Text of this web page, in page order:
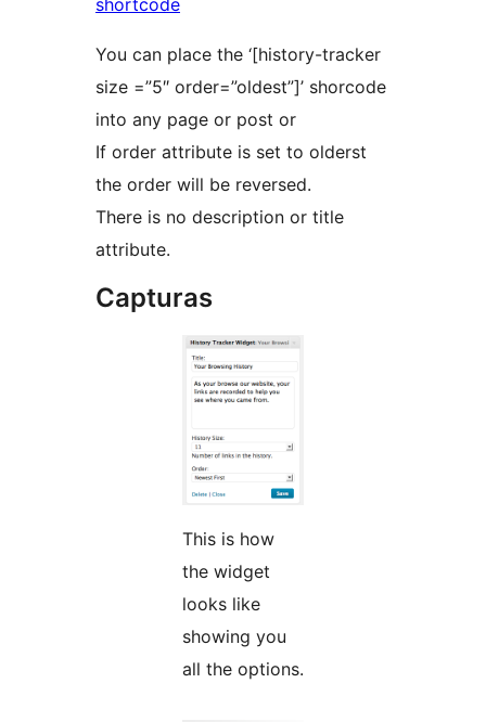
shortcode
You can place the ‘[history-tracker
size =”5″ order=”oldest”]’ shorcode
into any page or post or
If order attribute is set to olderst
the order will be reversed.
There is no description or title
attribute.
Capturas
This is how
the widget
looks like
showing you
all the options.